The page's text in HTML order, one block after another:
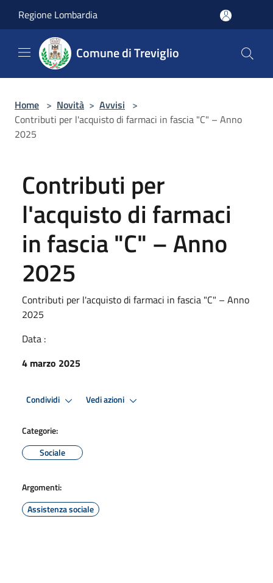
Regione Lombardia
Comune di Treviglio
Home > Novità > Avvisi >
Contributi per l'acquisto di farmaci in fascia "C" – Anno
2025
Contributi per
l'acquisto di farmaci
in fascia "C" – Anno
2025
Contributi per l'acquisto di farmaci in fascia "C" – Anno
2025
Data :
4 marzo 2025
Condividi Vedi azioni
Categorie:
Sociale
Argomenti:
Assistenza sociale